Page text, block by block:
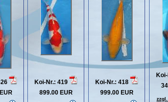
Koi-Nr.: 419
899.00 EUR
Koi-Nr.: 418
999.00 EUR